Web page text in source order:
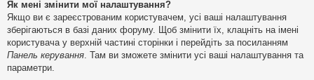
Як мені змінити мої налаштування?
Якщо ви є зареєстрованим користувачем, усі ваші налаштування
зберігаються в базі даних форуму. Щоб змінити їх, клацніть на імені
користувача у верхній частині сторінки і перейдіть за посиланням
Панель керування . Там ви зможете змінити усі ваші налаштування та
параметри.